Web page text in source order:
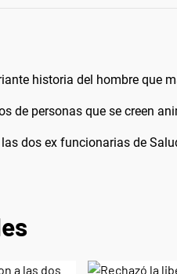
historia del hombre que
de personas que se creen
dos ex funcionarias de